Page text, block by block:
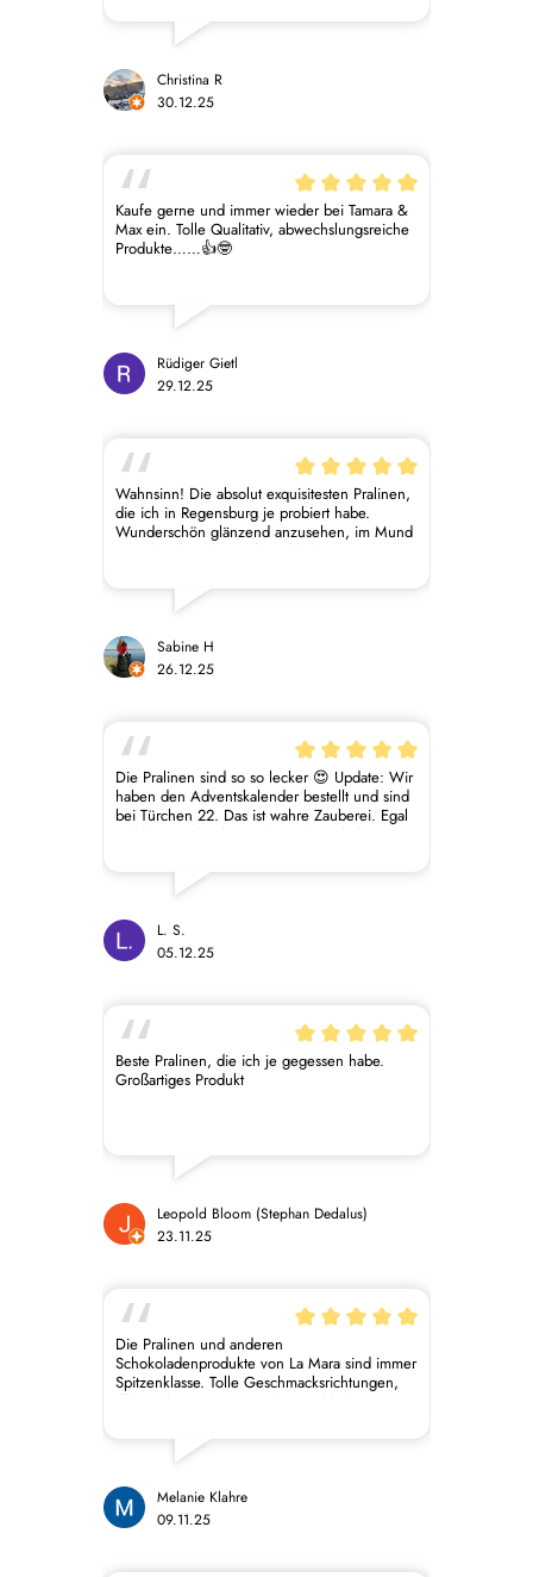
Empfehlung für jeden der Schokolade mag
und etwas besonderes ausprobieren möchte.
die exotischen Sorten sind es wirklich wert,
sie zu probieren. Große Empfehlung!
Christina R
30.12.25
Kaufe gerne und immer wieder bei Tamara &
Max ein. Tolle Qualitativ, abwechslungsreiche
Produkte……👍🤓
Rüdiger Gietl
29.12.25
Wahnsinn! Die absolut exquisitesten Pralinen,
die ich in Regensburg je probiert habe.
Wunderschön glänzend anzusehen, im Mund
zartschmelzend, geschmacklich intensiv. Man
Zutaten und Verarbeitung sind - und noch
dazu 100% vegan. Die Pralinen sind den
wiederkommen! Als hochwertiges Geschenk
oder wenn man sich selbst was gönnen
möchte, sehr zu empfehlen!
Sabine H
26.12.25
Die Pralinen sind so so lecker 😍 Update: Wir
haben den Adventskalender bestellt und sind
bei Türchen 22. Das ist wahre Zauberei. Egal
welche Beschreibung die Pralinen haben,
habe ich noch nie gegessen. Was ich mir
wünschen würde: Die Möglichkeit ein
toll!
L. S.
05.12.25
Beste Pralinen, die ich je gegessen habe.
Großartiges Produkt
Leopold Bloom (Stephan Dedalus)
23.11.25
Die Pralinen und anderen
Schokoladenprodukte von La Mara sind immer
Spitzenklasse. Tolle Geschmacksrichtungen,
alles sieht spitze aus und ist nachhaltig
wieder den Adventskalender aufmachen zu
dürfen. Mit Abstand die beste vegane
Melanie Klahre
09.11.25